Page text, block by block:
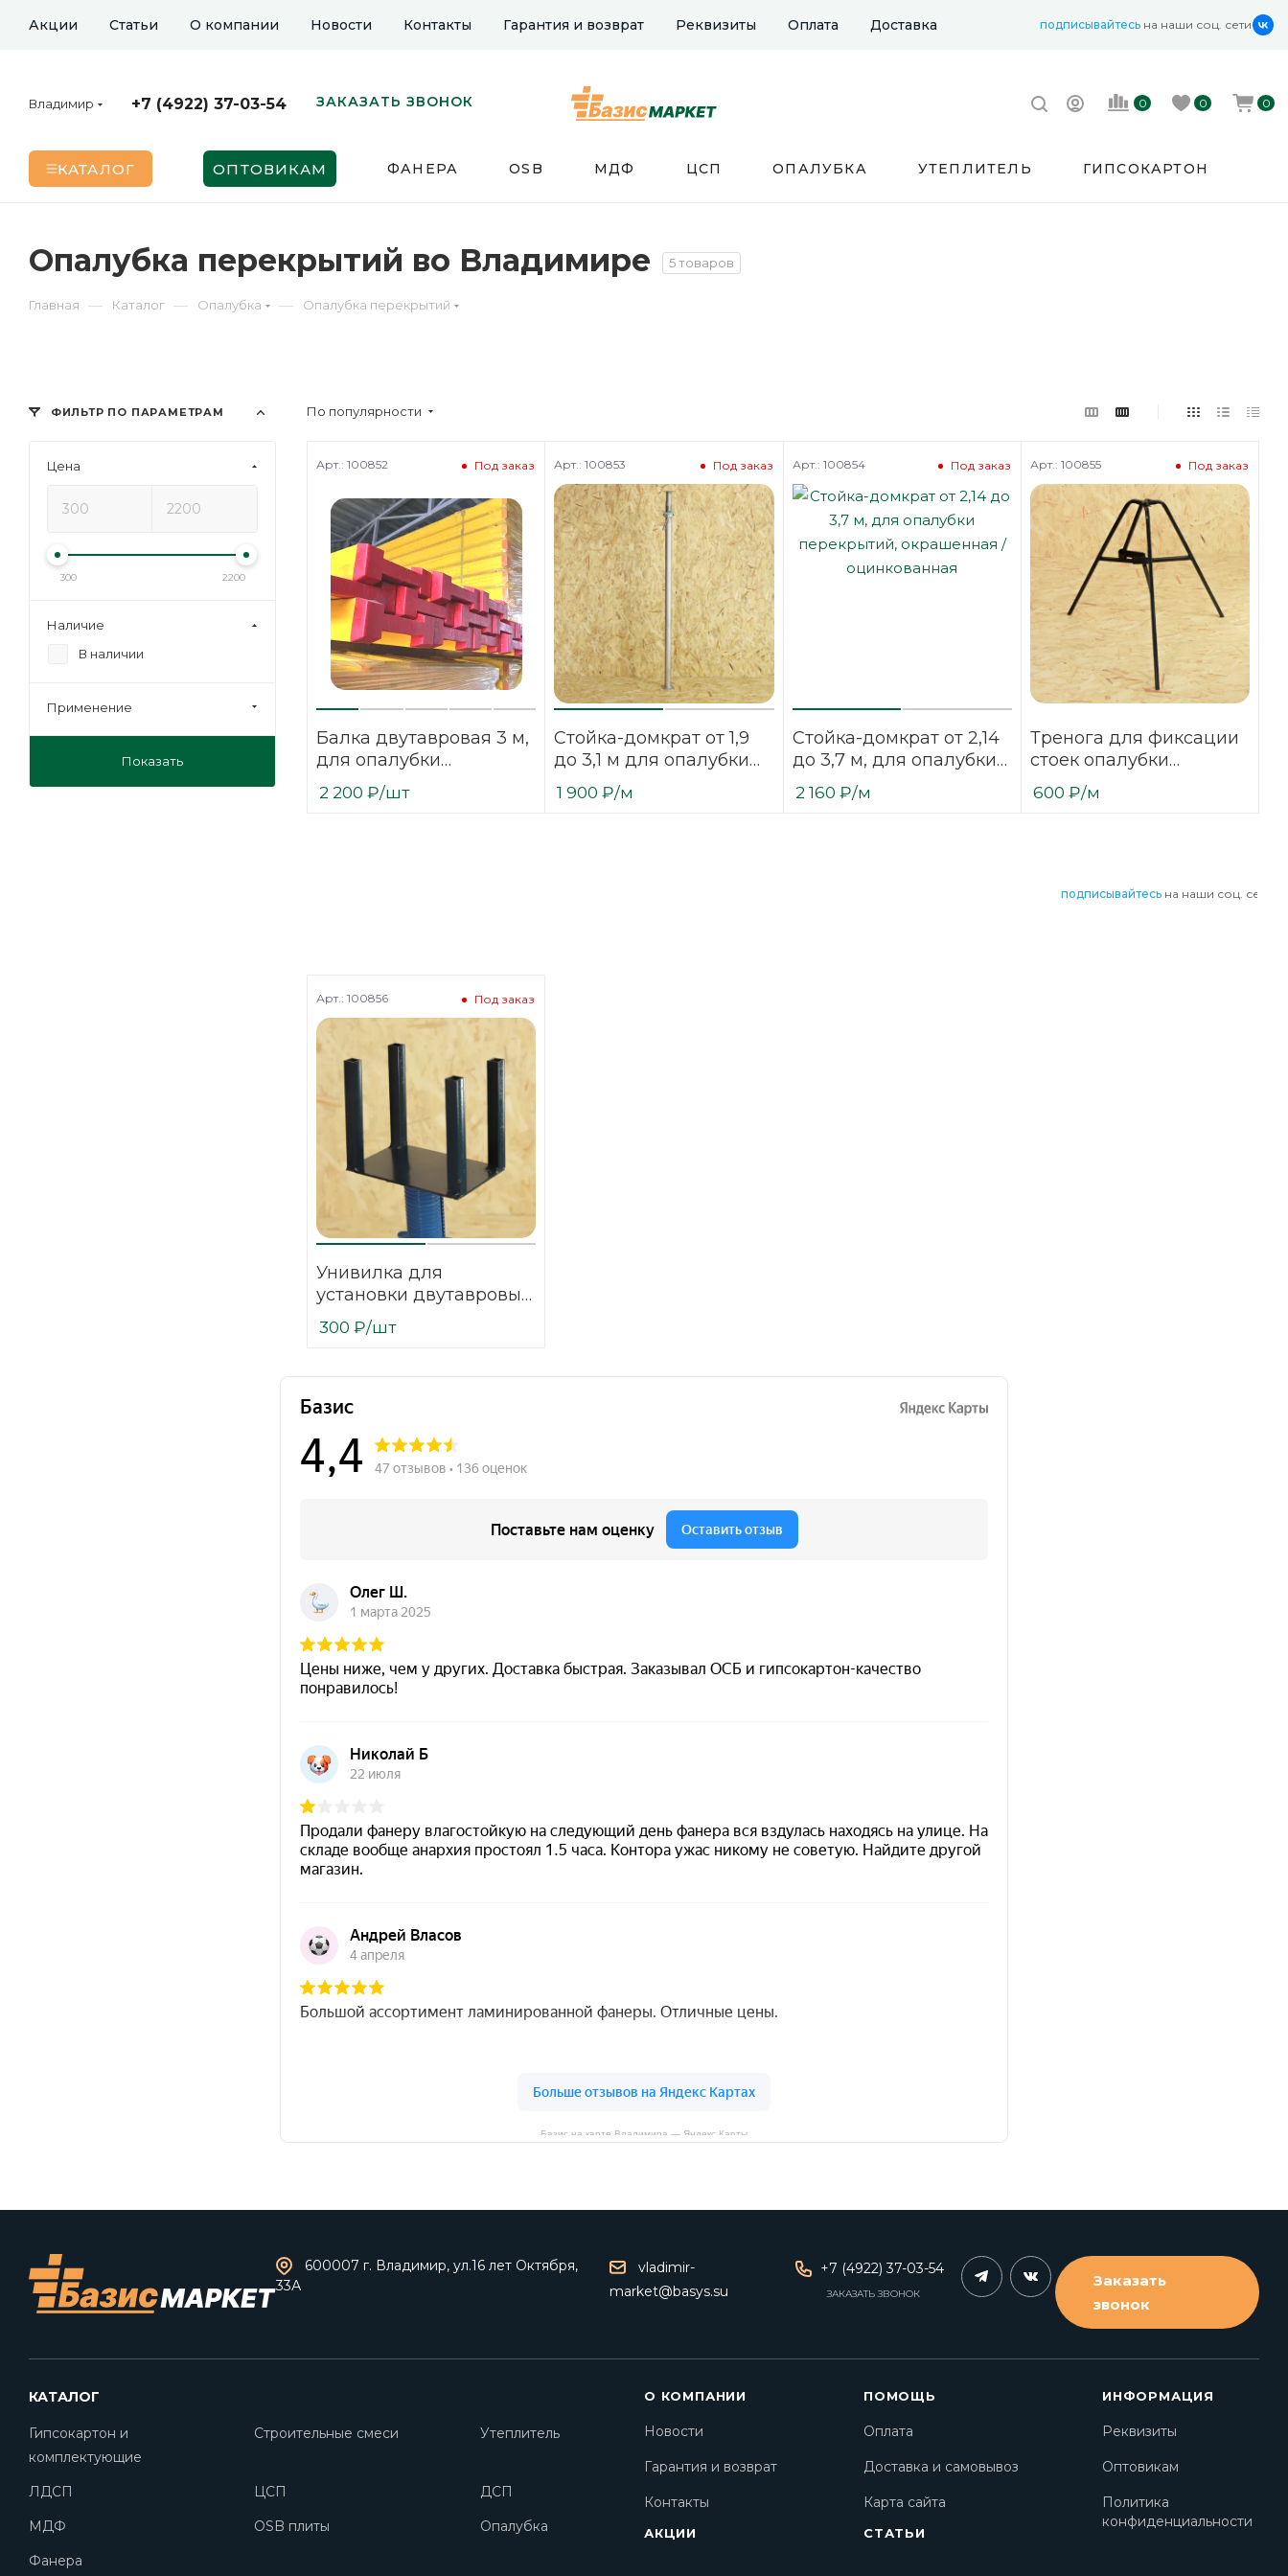
Акции Статьи О компании Новости Контакты Гарантия и возврат Реквизиты Оплата Доставка подписывайтесь на наши соц. сети
Владимир +7 (4922) 37-03-54 ЗАКАЗАТЬ ЗВОНОК 0 0 0
КАТАЛОГ ОПТОВИКАМ ФАНЕРА OSB МДФ ЦСП ОПАЛУБКА УТЕПЛИТЕЛЬ ГИПСОКАРТОН
Опалубка перекрытий во Владимире 5 товаров
Главная — Каталог — Опалубка — Опалубка перекрытий
По популярности
Балка двутавровая 3 м,
для опалубки
перекрытий, защита от
влаги и деформации
Под заказ
Арт.: 100852
2 200 ₽/шт
Стойка-домкрат от 1,9
до 3,1 м для опалубки
перекрытий,
окрашенная /
Под заказ
Арт.: 100853
1 900 ₽/м
Стойка-домкрат от 2,14
до 3,7 м, для опалубки
перекрытий,
окрашенная /
Под заказ
Арт.: 100854
2 160 ₽/м
Тренога для фиксации
стоек опалубки
перекрытий,
окрашенная /
Под заказ
Арт.: 100855
600 ₽/м
подписывайтесь на наши соц. сети
Унивилка для
установки двутавровых
балок, окрашенная /
оцинкованная
Под заказ
Арт.: 100856
300 ₽/шт
ФИЛЬТР ПО ПАРАМЕТРАМ
Цена
300 2200
Наличие
В наличии
Применение
Показать
Базис на карте Владимира — Яндекс Карты
600007 г. Владимир, ул.16 лет Октября,
33А
vladimir-
market@basys.su
+7 (4922) 37-03-54
ЗАКАЗАТЬ ЗВОНОК
Заказать
звонок
КАТАЛОГ
Гипсокартон и
комплектующие
Строительные смеси Утеплитель
ЛДСП ЦСП
ДСП
МДФ
OSB плиты
Опалубка
Фанера
О КОМПАНИИ
Новости
Гарантия и возврат
Контакты
АКЦИИ
ПОМОЩЬ
Оплата
Доставка и самовывоз
Карта сайта
СТАТЬИ
ИНФОРМАЦИЯ
Реквизиты
Оптовикам
Политика
конфиденциальности